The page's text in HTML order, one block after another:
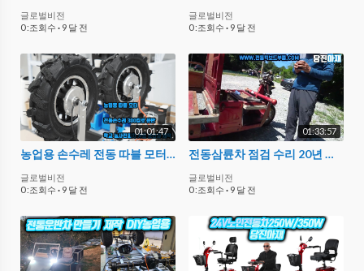
글로벌비전
0 :조회수 · 9 달 전
글로벌비전
0 :조회수 · 9 달 전
01:01:47
농업용 손수레 전동 따블 모터 농업용 전동카트 만들기 바퀴40cm 이동무게 저속 400킬로그램 실험diy교구 교육교재 당진아재
글로벌비전
0 :조회수 · 9 달 전
01:33:57
전동삼륜차 점검 수리 20년 축사 운영 사장님 카페회원과 같이 당진아재 풀버젼 수리 점검법 재미로 알려만 드립니다
글로벌비전
0 :조회수 · 9 달 전